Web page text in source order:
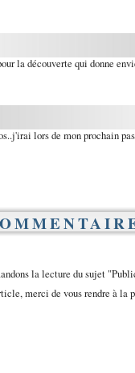
la découverte qui donne
lors de mon prochain
la lecture du sujet
merci de vous rendre à la